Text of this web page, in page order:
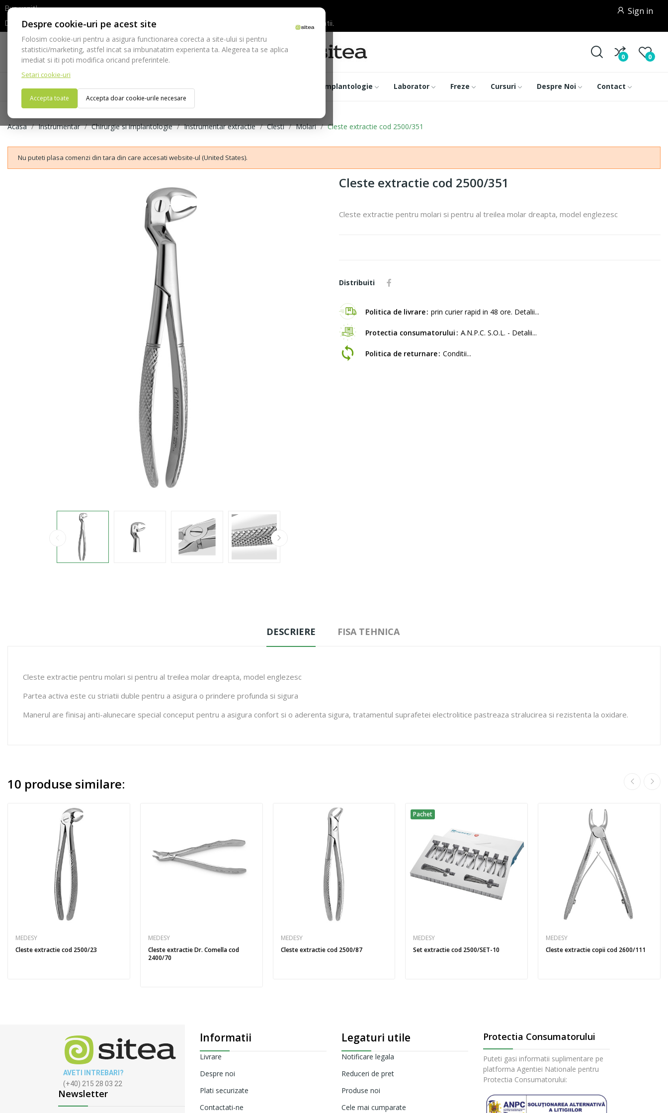
Despre cookie-uri pe acest site
Folosim cookie-uri pentru a asigura functionarea corecta a site-ului si pentru
statistici/marketing, astfel incat sa imbunatatim experienta ta. Alegerea ta se aplica
imediat si iti poti modifica oricand preferintele.
Setari cookie-uri
Accepta toate Accepta doar cookie-urile necesare
Bun venit!
Dupa efectuarea comenzii va rugam sa asteptati confirmarea stocurilor inainte de efectuarea platii.
Sign in
Telefon:
021-528 03 23
0 0
Acasa Consumabile Echipamente Implantologie Laborator Freze Cursuri Despre Noi Contact
Acasa Instrumentar Chirurgie si implantologie Instrumentar extractie Clesti Molari Cleste extractie cod 2500/351
Nu puteti plasa comenzi din tara din care accesati website-ul (United States).
Cleste extractie cod 2500/351
Cleste extractie pentru molari si pentru al treilea molar dreapta, model englezesc
Distribuiti
Politica de livrare prin curier rapid in 48 ore. Detalii...
Protectia consumatorului A.N.P.C. S.O.L. - Detalii...
Politica de returnare Conditii...
DESCRIERE FISA TEHNICA
Cleste extractie pentru molari si pentru al treilea molar dreapta, model englezesc
Partea activa este cu striatii duble pentru a asigura o prindere profunda si sigura
Manerul are finisaj anti-alunecare special conceput pentru a asigura confort si o aderenta sigura, tratamentul suprafetei electrolitice pastreaza stralucirea si rezistenta la oxidare.
10 produse similare:
MEDESY
Cleste extractie cod 2500/23
MEDESY
Cleste extractie Dr. Comella cod
2400/70
MEDESY
Cleste extractie cod 2500/87
Pachet
MEDESY
Set extractie cod 2500/SET-10
MEDESY
Cleste extractie copii cod 2600/111
AVETI INTREBARI?
(+40) 215 28 03 22
Newsletter
Informatii
Livrare
Despre noi
Plati securizate
Contactati-ne
Legaturi utile
Notificare legala
Reduceri de pret
Produse noi
Cele mai cumparate
Protectia Consumatorului
Puteti gasi informatii suplimentare pe
platforma Agentiei Nationale pentru
Protectia Consumatorului: